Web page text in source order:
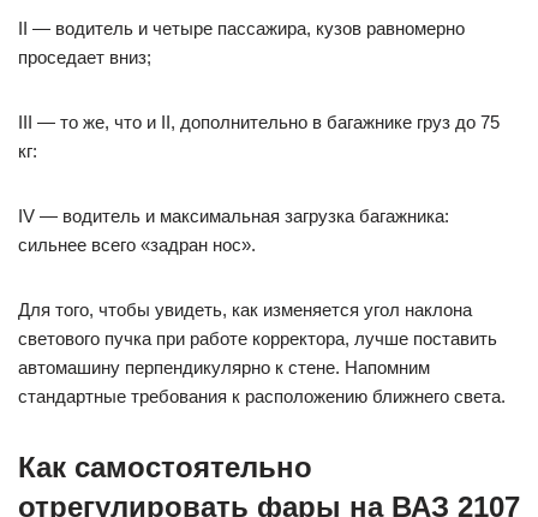
II — водитель и четыре пассажира, кузов равномерно
проседает вниз;
III — то же, что и II, дополнительно в багажнике груз до 75
кг:
IV — водитель и максимальная загрузка багажника:
сильнее всего «задран нос».
Для того, чтобы увидеть, как изменяется угол наклона
светового пучка при работе корректора, лучше поставить
автомашину перпендикулярно к стене. Напомним
стандартные требования к расположению ближнего света.
Как самостоятельно
отрегулировать фары на ВАЗ 2107